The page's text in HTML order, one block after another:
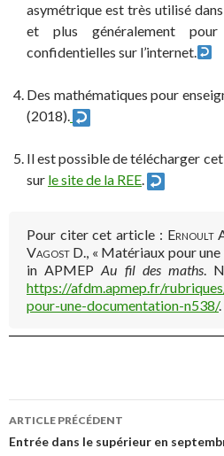
asymétrique est très utilisé
et plus généralement pour
confidentielles sur l’internet.
Des mathématiques pour
(2018).
Il est possible de télécharger
sur le site de la REE.
Pour citer cet article : Ernoult
Vagost D., « Matériaux pour
in APMEPAu fil des maths.
https://afdm.apmep.fr/
pour-une-documentation-n538/.
Navigation
ARTICLE PRÉCÉDENT
Entrée dans le supérieur en